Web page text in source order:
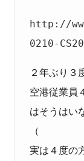
http://
0210-
２年ぶり３
空港従業員
はそうはい
（
実は４度の